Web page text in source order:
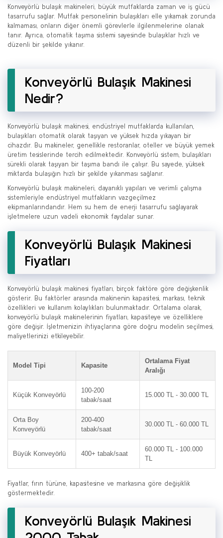
Konveyörlü bulaşık makineleri, büyük mutfaklarda zaman ve iş gücü
tasarrufu sağlar. Mutfak personelinin bulaşıkları elle yıkamak zorunda
kalmaması, onların diğer önemli görevlerle ilgilenmelerine olanak
tanır. Ayrıca, otomatik taşıma sistemi sayesinde bulaşıklar hızlı ve
düzenli bir şekilde yıkanır.
Konveyörlü Bulaşık Makinesi
Nedir?
Konveyörlü bulaşık makinesi, endüstriyel mutfaklarda kullanılan,
bulaşıkları otomatik olarak taşıyan ve yüksek hızda yıkayan bir
cihazdır. Bu makineler, genellikle restoranlar, oteller ve büyük yemek
üretim tesislerinde tercih edilmektedir. Konveyörlü sistem, bulaşıkları
sürekli olarak taşıyan bir taşıma bandı ile çalışır. Bu sayede, yüksek
miktarda bulaşığın hızlı bir şekilde yıkanması sağlanır.
Konveyörlü bulaşık makineleri, dayanıklı yapıları ve verimli çalışma
sistemleriyle endüstriyel mutfakların vazgeçilmez
ekipmanlarındandır. Hem su hem de enerji tasarrufu sağlayarak
işletmelere uzun vadeli ekonomik faydalar sunar.
Konveyörlü Bulaşık Makinesi
Fiyatları
Konveyörlü bulaşık makinesi fiyatları, birçok faktöre göre değişkenlik
gösterir. Bu faktörler arasında makinenin kapasitesi, markası, teknik
özellikleri ve kullanım kolaylıkları bulunmaktadır. Ortalama olarak,
konveyörlü bulaşık makinelerinin fiyatları, kapasiteye ve özelliklere
göre değişir. İşletmenizin ihtiyaçlarına göre doğru modelin seçilmesi,
maliyetlerinizi etkileyebilir.
Model Tipi Kapasite
Ortalama Fiyat
Aralığı
Küçük Konveyörlü
100-200
tabak/saat
15.000 TL - 30.000 TL
Orta Boy
Konveyörlü
200-400
tabak/saat
30.000 TL - 60.000 TL
Büyük Konveyörlü 400+ tabak/saat
60.000 TL - 100.000
TL
Fiyatlar, fırın türüne, kapasitesine ve markasına göre değişiklik
göstermektedir.
Konveyörlü Bulaşık Makinesi